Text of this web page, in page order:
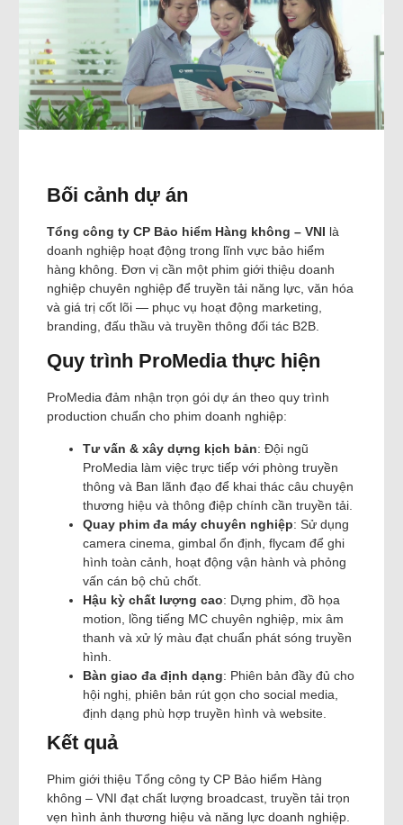
Bối cảnh dự án
Tổng công ty CP Bảo hiểm Hàng không – VNI là
doanh nghiệp hoạt động trong lĩnh vực bảo hiểm
hàng không. Đơn vị cần một phim giới thiệu doanh
nghiệp chuyên nghiệp để truyền tải năng lực, văn hóa
và giá trị cốt lõi — phục vụ hoạt động marketing,
branding, đấu thầu và truyền thông đối tác B2B.
Quy trình ProMedia thực hiện
ProMedia đảm nhận trọn gói dự án theo quy trình
production chuẩn cho phim doanh nghiệp:
Tư vấn & xây dựng kịch bản: Đội ngũ
ProMedia làm việc trực tiếp với phòng truyền
thông và Ban lãnh đạo để khai thác câu chuyện
thương hiệu và thông điệp chính cần truyền tải.
Quay phim đa máy chuyên nghiệp: Sử dụng
camera cinema, gimbal ổn định, flycam để ghi
hình toàn cảnh, hoạt động vận hành và phỏng
vấn cán bộ chủ chốt.
Hậu kỳ chất lượng cao: Dựng phim, đồ họa
motion, lồng tiếng MC chuyên nghiệp, mix âm
thanh và xử lý màu đạt chuẩn phát sóng truyền
hình.
Bàn giao đa định dạng: Phiên bản đầy đủ cho
hội nghị, phiên bản rút gọn cho social media,
định dạng phù hợp truyền hình và website.
Kết quả
Phim giới thiệu Tổng công ty CP Bảo hiểm Hàng
không – VNI đạt chất lượng broadcast, truyền tải trọn
vẹn hình ảnh thương hiệu và năng lực doanh nghiệp.